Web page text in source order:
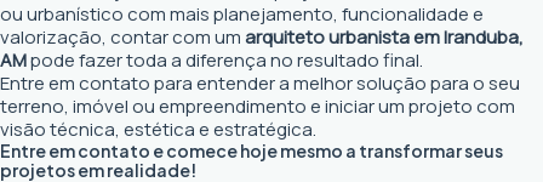
ou urbanístico com mais planejamento, funcionalidade e
valorização, contar com umarquiteto urbanista em Iranduba,
AMpode fazer toda a diferença no resultado final.
Entre em contato para entender a melhor solução para o seu
terreno, imóvel ou empreendimento e iniciar um projeto com
visão técnica, estética e estratégica.
Entre em contato e comece hoje mesmo a transformar seus
projetos em realidade!